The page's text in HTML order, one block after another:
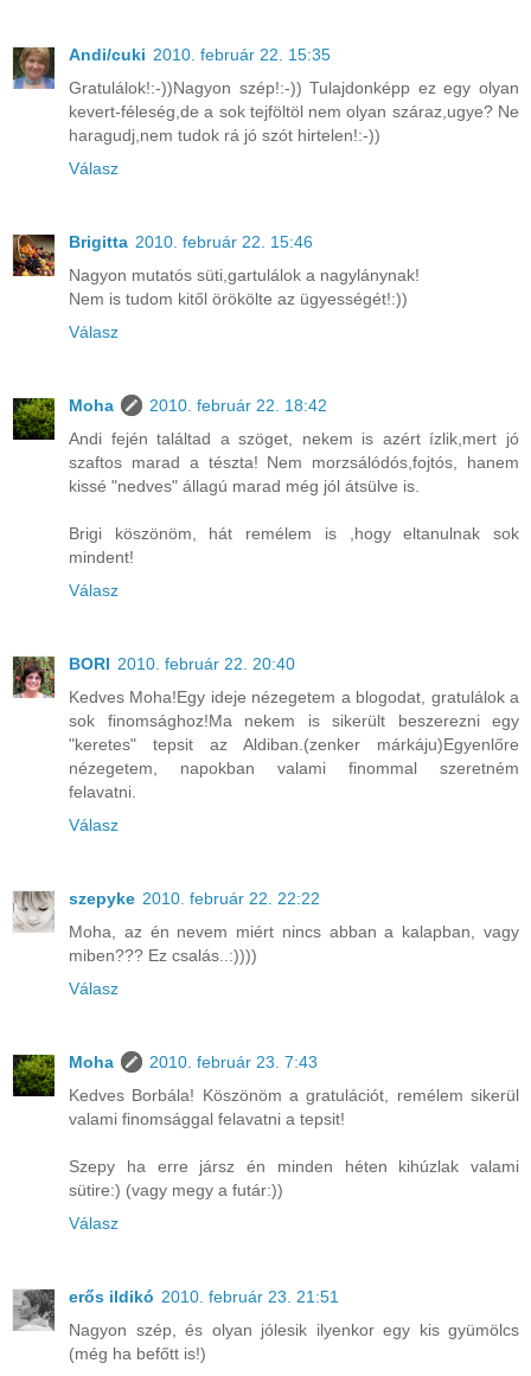
Andi/cuki 2010. február 22. 15:35
Gratulálok!:-))Nagyon szép!:-)) Tulajdonképp ez egy olyan
kevert-féleség,de a sok tejföltöl nem olyan száraz,ugye? Ne
haragudj,nem tudok rá jó szót hirtelen!:-))
Válasz
Brigitta 2010. február 22. 15:46
Nagyon mutatós süti,gartulálok a nagylánynak!
Nem is tudom kitől örökölte az ügyességét!:))
Válasz
Moha
2010. február 22. 18:42
Andi fején találtad a szöget, nekem is azért ízlik,mert jó
szaftos marad a tészta! Nem morzsálódós,fojtós, hanem
kissé "nedves" állagú marad még jól átsülve is.
Brigi köszönöm, hát remélem is ,hogy eltanulnak sok
mindent!
Válasz
BORI 2010. február 22. 20:40
Kedves Moha!Egy ideje nézegetem a blogodat, gratulálok a
sok finomsághoz!Ma nekem is sikerült beszerezni egy
"keretes" tepsit az Aldiban.(zenker márkáju)Egyenlőre
nézegetem, napokban valami finommal szeretném
felavatni.
Válasz
szepyke 2010. február 22. 22:22
Moha, az én nevem miért nincs abban a kalapban, vagy
miben??? Ez csalás..:))))
Válasz
Moha
2010. február 23. 7:43
Kedves Borbála! Köszönöm a gratulációt, remélem sikerül
valami finomsággal felavatni a tepsit!
Szepy ha erre jársz én minden héten kihúzlak valami
sütire:) (vagy megy a futár:))
Válasz
erős ildikó 2010. február 23. 21:51
Nagyon szép, és olyan jólesik ilyenkor egy kis gyümölcs
(még ha befőtt is!)